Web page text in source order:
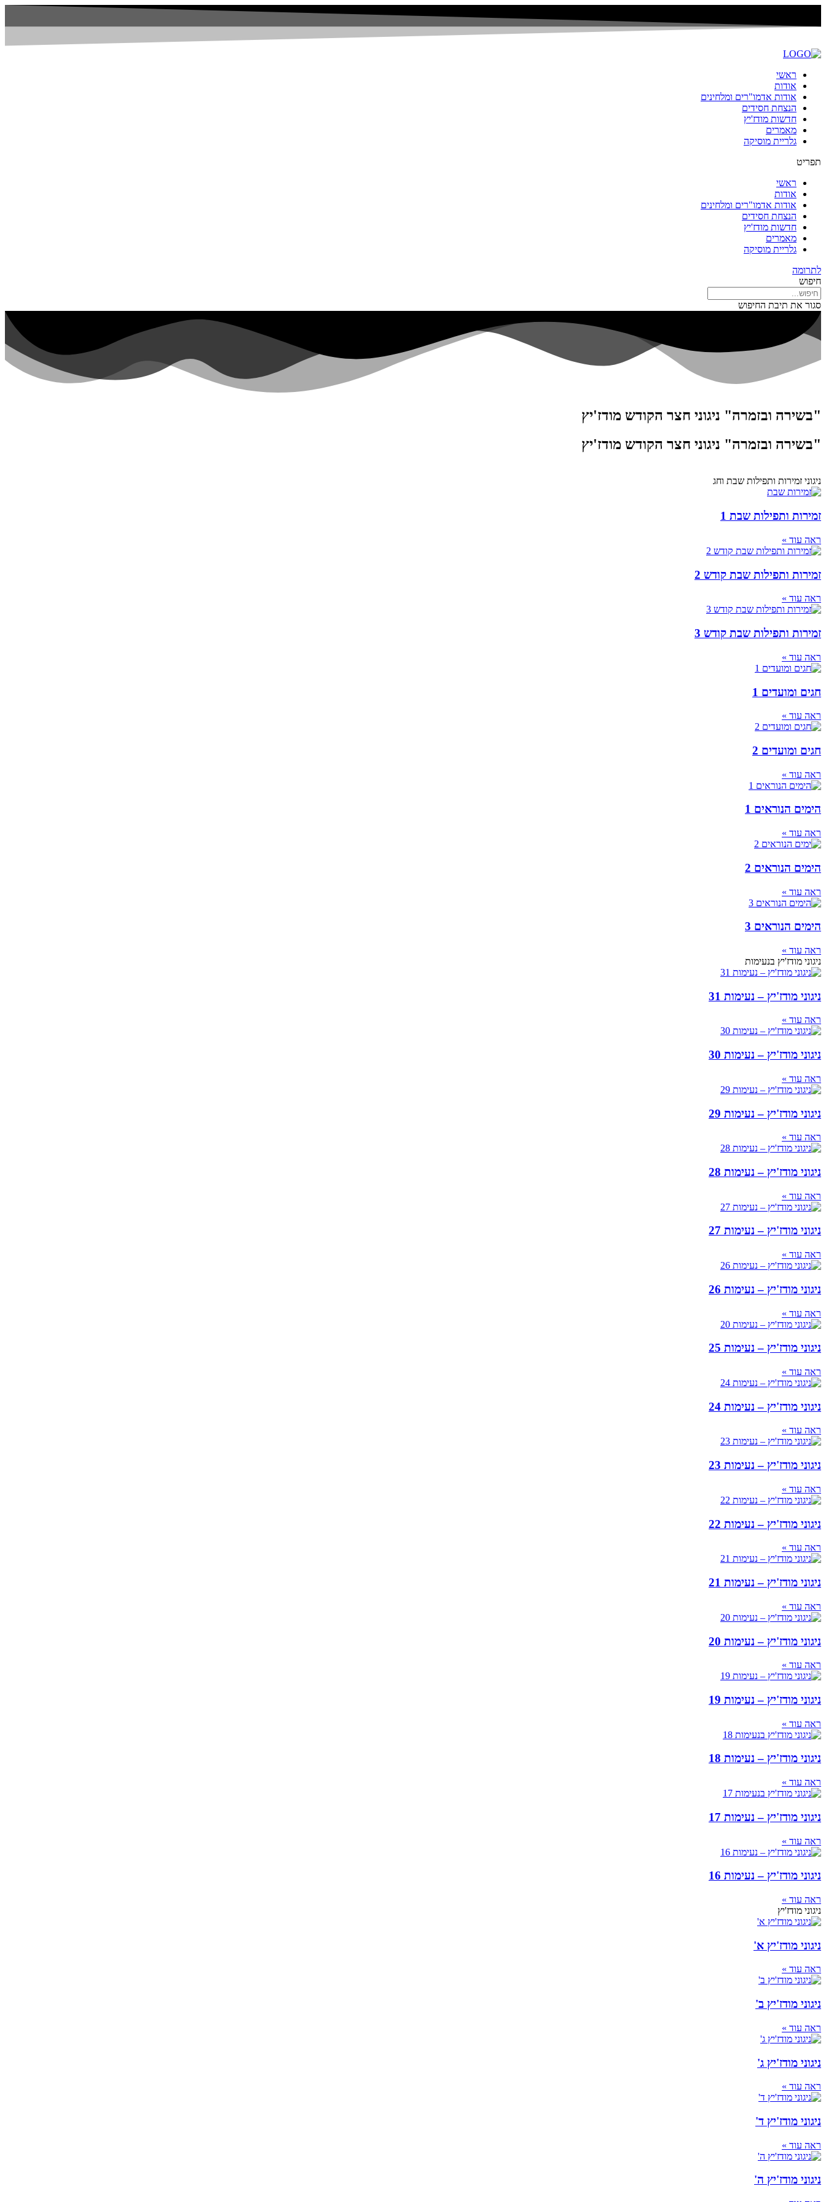
ראשי
אודות
אודות אדמו"רים ומלחינים
הנצחת חסידים
חדשות מודז'יץ
מאמרים
גלריית מוסיקה
תפריט
ראשי
אודות
אודות אדמו"רים ומלחינים
הנצחת חסידים
חדשות מודז'יץ
מאמרים
גלריית מוסיקה
לתרומה
חיפוש
סגור את תיבת החיפוש
"בשירה ובזמרה" ניגוני חצר הקודש מודז'יץ
"בשירה ובזמרה" ניגוני חצר הקודש מודז'יץ
ניגוני זמירות ותפילות שבת וחג
זמירות ותפילות שבת 1
ראה עוד »
זמירות ותפילות שבת קודש 2
ראה עוד »
זמירות ותפילות שבת קודש 3
ראה עוד »
חגים ומועדים 1
ראה עוד »
חגים ומועדים 2
ראה עוד »
הימים הנוראים 1
ראה עוד »
הימים הנוראים 2
ראה עוד »
הימים הנוראים 3
ראה עוד »
ניגוני מודז'יץ בנעימות
ניגוני מודז'יץ – נעימות 31
ראה עוד »
ניגוני מודז'יץ – נעימות 30
ראה עוד »
ניגוני מודז'יץ – נעימות 29
ראה עוד »
ניגוני מודז'יץ – נעימות 28
ראה עוד »
ניגוני מודז'יץ – נעימות 27
ראה עוד »
ניגוני מודז'יץ – נעימות 26
ראה עוד »
ניגוני מודז'יץ – נעימות 25
ראה עוד »
ניגוני מודז'יץ – נעימות 24
ראה עוד »
ניגוני מודז'יץ – נעימות 23
ראה עוד »
ניגוני מודז'יץ – נעימות 22
ראה עוד »
ניגוני מודז'יץ – נעימות 21
ראה עוד »
ניגוני מודז'יץ – נעימות 20
ראה עוד »
ניגוני מודז'יץ – נעימות 19
ראה עוד »
ניגוני מודז'יץ – נעימות 18
ראה עוד »
ניגוני מודז'יץ – נעימות 17
ראה עוד »
ניגוני מודז'יץ – נעימות 16
ראה עוד »
ניגוני מודז'יץ
ניגוני מודז'יץ א'
ראה עוד »
ניגוני מודז'יץ ב'
ראה עוד »
ניגוני מודז'יץ ג'
ראה עוד »
ניגוני מודז'יץ ד'
ראה עוד »
ניגוני מודז'יץ ה'